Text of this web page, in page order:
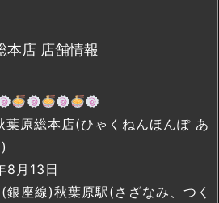
本店 店舗情報
葉原総本店(ひゃくねんほんぽ あ
8月13日
銀座線)秋葉原駅(さざなみ、つく